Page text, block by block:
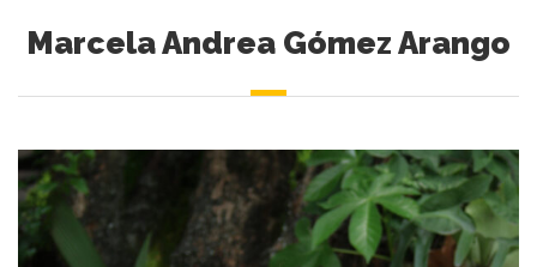
Marcela Andrea Gómez Arango